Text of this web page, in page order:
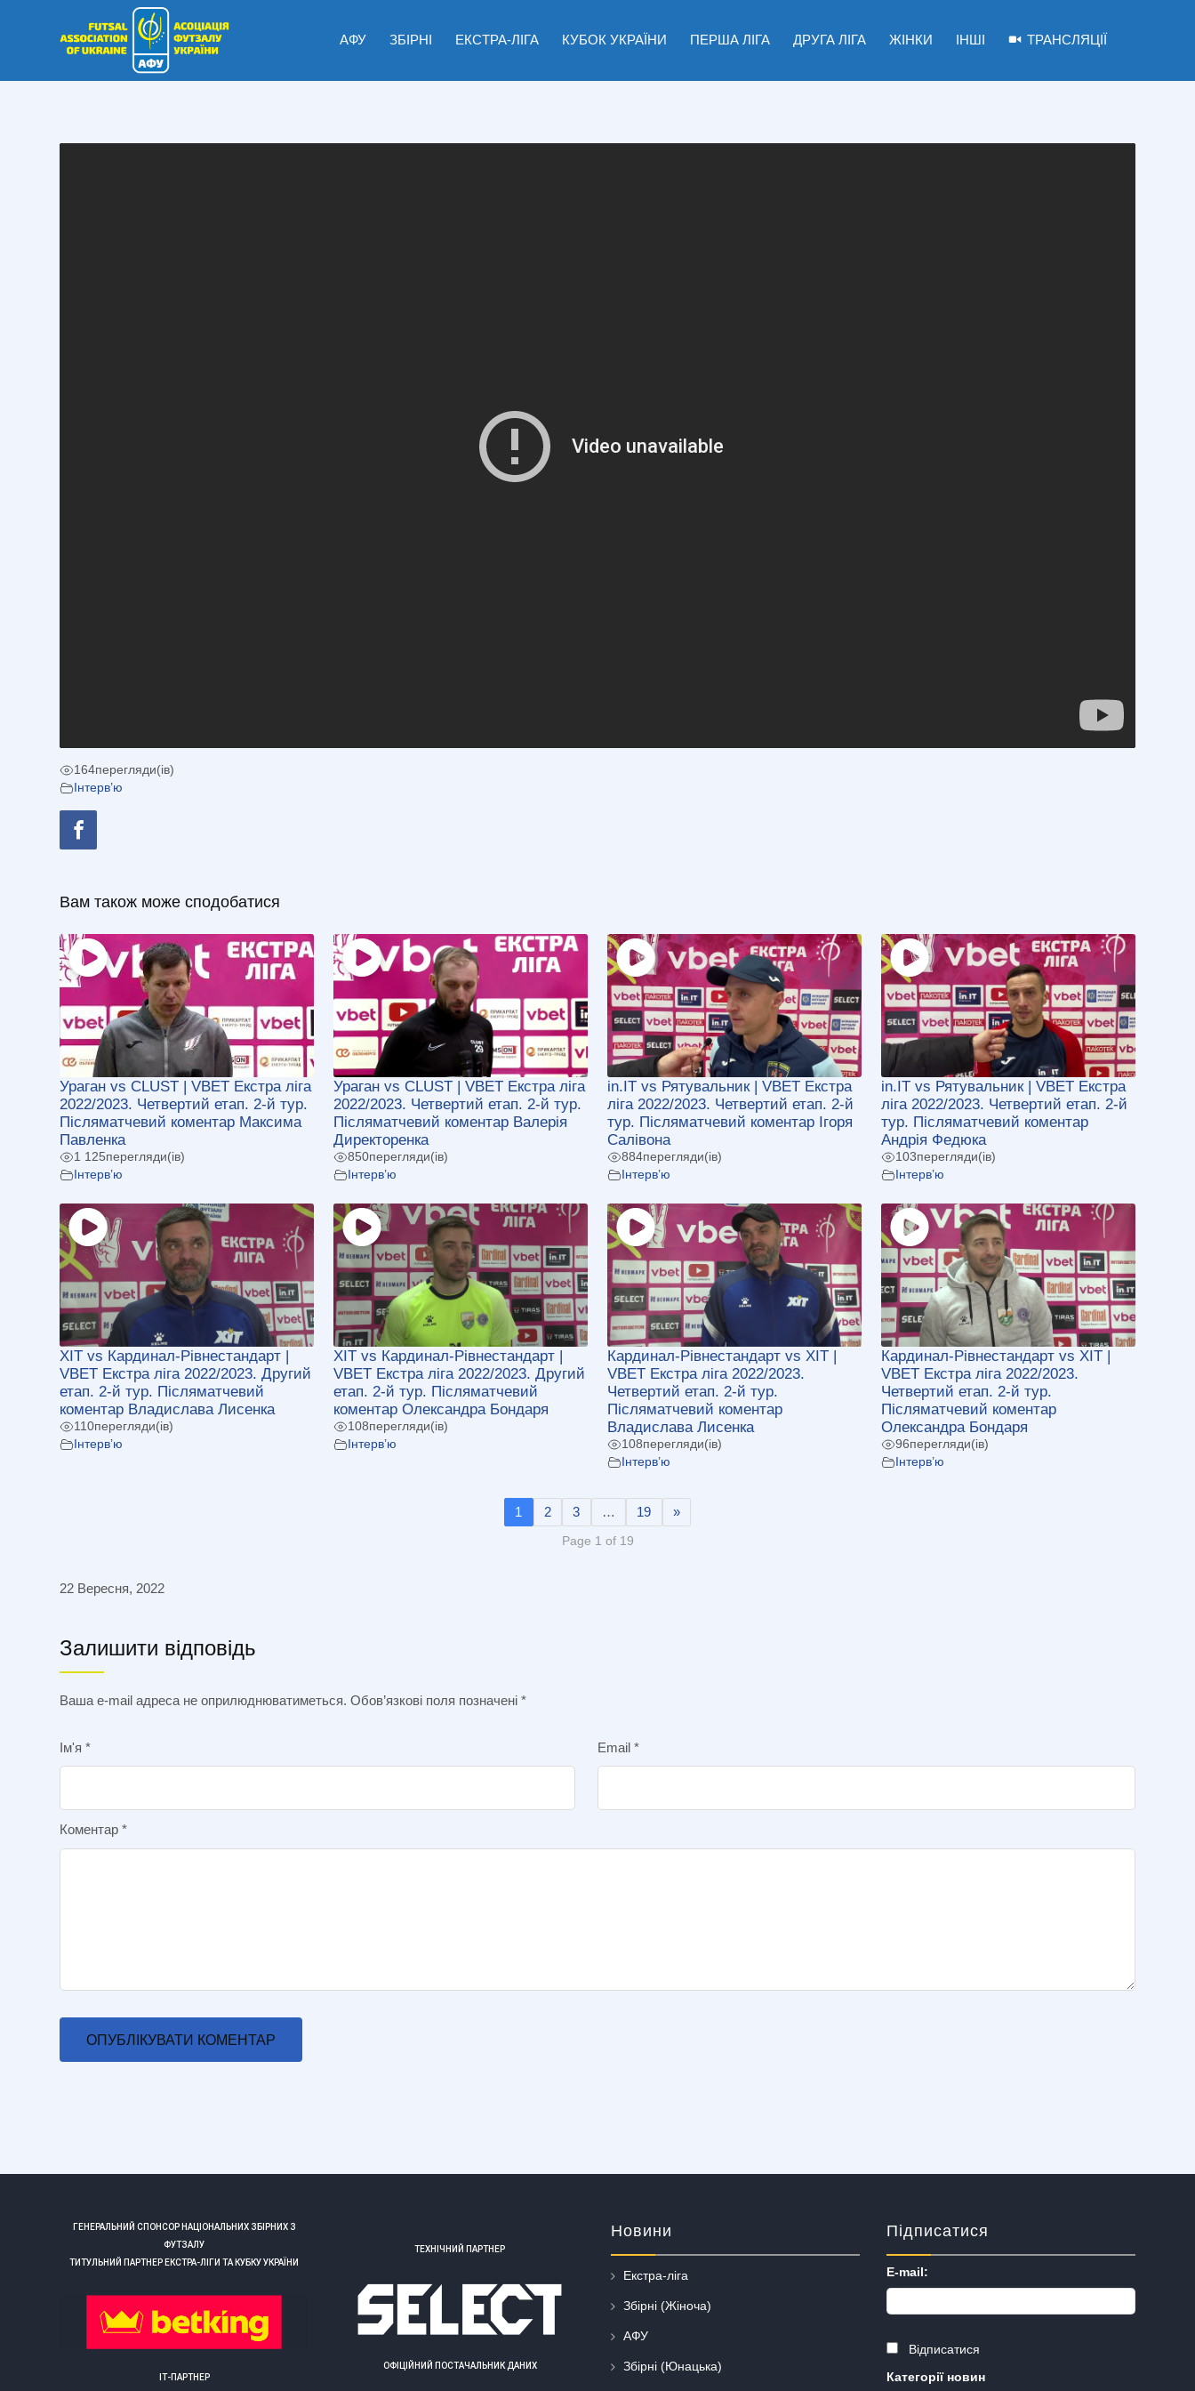
АФУ ЗБІРНІ ЕКСТРА-ЛІГА КУБОК УКРАЇНИ ПЕРША ЛІГА ДРУГА ЛІГА ЖІНКИ ІНШІ ТРАНСЛЯЦІЇ
164перегляди(ів)
Інтерв’ю
Вам також може сподобатися
Ураган vs CLUST | VBET Екстра ліга
2022/2023. Четвертий етап. 2-й тур.
Післяматчевий коментар Максима
Павленка
1 125перегляди(ів)
Інтерв’ю
Ураган vs CLUST | VBET Екстра ліга
2022/2023. Четвертий етап. 2-й тур.
Післяматчевий коментар Валерія
Директоренка
850перегляди(ів)
Інтерв’ю
in.IT vs Рятувальник | VBET Екстра
ліга 2022/2023. Четвертий етап. 2-й
тур. Післяматчевий коментар Ігоря
Салівона
884перегляди(ів)
Інтерв’ю
in.IT vs Рятувальник | VBET Екстра
ліга 2022/2023. Четвертий етап. 2-й
тур. Післяматчевий коментар
Андрія Федюка
103перегляди(ів)
Інтерв’ю
ХІТ vs Кардинал-Рівнестандарт |
VBET Екстра ліга 2022/2023. Другий
етап. 2-й тур. Післяматчевий
коментар Владислава Лисенка
110перегляди(ів)
Інтерв’ю
ХІТ vs Кардинал-Рівнестандарт |
VBET Екстра ліга 2022/2023. Другий
етап. 2-й тур. Післяматчевий
коментар Олександра Бондаря
108перегляди(ів)
Інтерв’ю
Кардинал-Рівнестандарт vs ХІТ |
VBET Екстра ліга 2022/2023.
Четвертий етап. 2-й тур.
Післяматчевий коментар
Владислава Лисенка
108перегляди(ів)
Інтерв’ю
Кардинал-Рівнестандарт vs ХІТ |
VBET Екстра ліга 2022/2023.
Четвертий етап. 2-й тур.
Післяматчевий коментар
Олександра Бондаря
96перегляди(ів)
Інтерв’ю
1 2 3 … 19 »
Page 1 of 19
22 Вересня, 2022
Залишити відповідь
Ваша e-mail адреса не оприлюднюватиметься. Обов’язкові поля позначені *
Ім'я * Email *
Коментар *
ГЕНЕРАЛЬНИЙ СПОНСОР НАЦІОНАЛЬНИХ ЗБІРНИХ З
ФУТЗАЛУ
ТИТУЛЬНИЙ ПАРТНЕР ЕКСТРА-ЛІГИ ТА КУБКУ УКРАЇНИ
ІТ-ПАРТНЕР
ТЕХНІЧНИЙ ПАРТНЕР
ОФІЦІЙНИЙ ПОСТАЧАЛЬНИК ДАНИХ
Новини
Екстра-ліга
Збірні (Жіноча)
АФУ
Збірні (Юнацька)
Підписатися
E-mail:
Відписатися
Категорії новин